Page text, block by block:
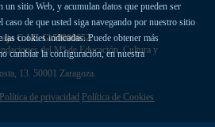
un sitio Web, y acumulan datos que pueden ser
caso de que usted siga navegando por nuestro sitio
las cookies indicadas. Puede obtener más
cambiar la configuración, en nuestra
C.I.F. G-50000652.
del Mº de Educación, Cultura y
13. 50001 Zaragoza.
Política de privacidad Política de Cookies